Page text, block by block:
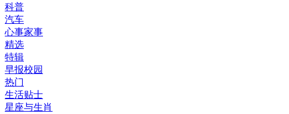
科普
汽车
心事家事
精选
特辑
早报校园
热门
生活贴士
星座与生肖